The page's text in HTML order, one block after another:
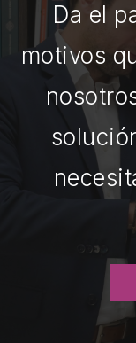
Da el
motivos